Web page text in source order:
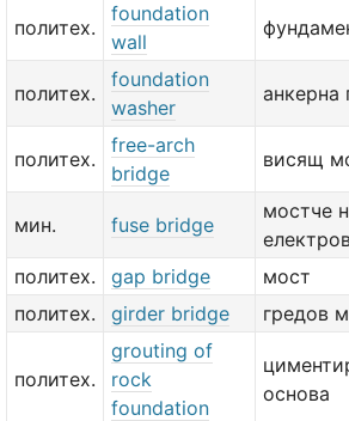
политех.
foundation
wall
политех.
foundation
washer
анкерна
политех.
free-arch
bridge
висящ
мин. fuse bridge
мостче
политех.
gap bridge
мост
политех.
girder bridge гредов
политех.
grouting of
rock
foundation
основа